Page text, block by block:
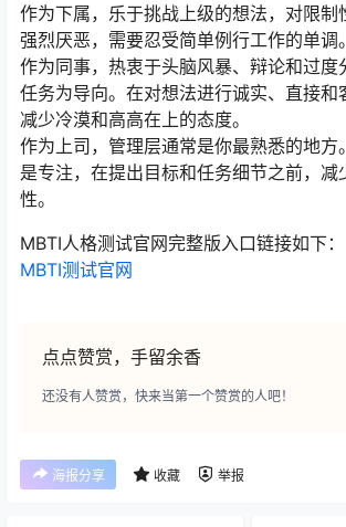
作为下属，乐于挑战上级的想法，对限制
强烈厌恶，需要忍受简单例行工作的单调。
作为同事，热衷于头脑风暴、辩论和过度
任务为导向。在对想法进行诚实、直接和
减少冷漠和高高在上的态度。
作为上司，管理层通常是你最熟悉的地方
是专注，在提出目标和任务细节之前，减
性。
MBTI人格测试官网完整版入口链接如下：
MBTI测试官网
点点赞赏，手留余香
还没有人赞赏，快来当第一个赞赏的人吧！
海报分享 收藏 举报